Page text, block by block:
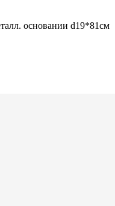
основании d19*81см